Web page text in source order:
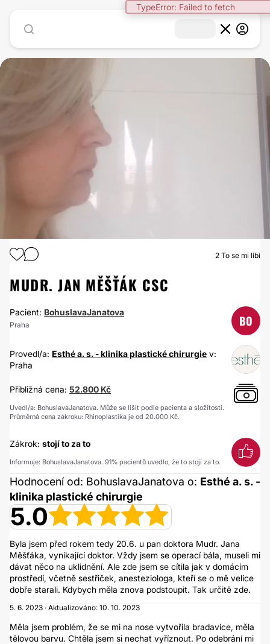
TypeError: Failed to fetch
RHINOPLASTIKA
2 To se mi líbí
MUDR. JAN MĚŠŤÁK CSC
Pacient: BohuslavaJanatova
Praha BO
Provedl/a: Esthé a. s. - klinika plastické chirurgie v:
Praha
Přibližná cena: 52.800 Kč
Uvedl/a: BohuslavaJanatova. Může se lišit podle pacienta a složitosti.
Průměrná cena zákroku: Rhinoplastika je od 20.000 Kč.
Zákrok: stojí to za to
Informuje: BohuslavaJanatova. 91% pacientů uvedlo, že to stojí za to.
Hodnocení od: BohuslavaJanatova o: Esthé a. s. -
klinika plastické chirurgie
5.0
Byla jsem před rokem tedy 20.6. u pan doktora Mudr. Jana
Měšťáka, vynikající doktor. Vždy jsem se operací bála, museli mi
dávat něco na uklidnění. Ale zde jsem se cítila jak v domácím
prostředí, včetně sestřiček, anesteziologa, kteří se o mě velice
dobře starali. Kdybych měla znova podstoupit. Tak určitě zde.
5. 6. 2023 · Aktualizováno: 10. 10. 2023
Měla jsem problém, že se mi na nose vytvořila bradavice, měla
tělovou barvu. Chtěla jsem si nechat vyříznout. Po odebrání mi